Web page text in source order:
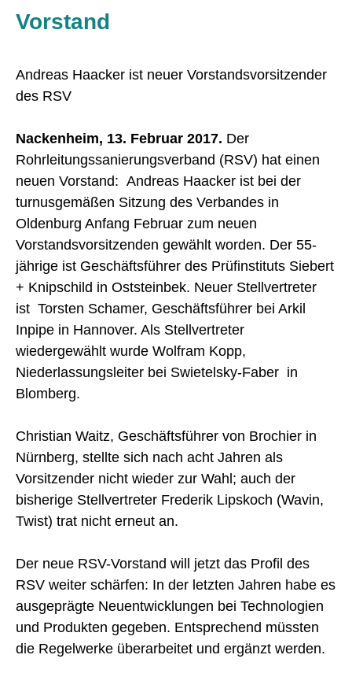
Vorstand
Andreas Haacker ist neuer Vorstandsvorsitzender
des RSV
Nackenheim, 13. Februar 2017. Der
Rohrleitungssanierungsverband (RSV) hat einen
neuen Vorstand: Andreas Haacker ist bei der
turnusgemäßen Sitzung des Verbandes in
Oldenburg Anfang Februar zum neuen
Vorstandsvorsitzenden gewählt worden. Der 55-
jährige ist Geschäftsführer des Prüfinstituts Siebert
+ Knipschild in Oststeinbek. Neuer Stellvertreter
ist Torsten Schamer, Geschäftsführer bei Arkil
Inpipe in Hannover. Als Stellvertreter
wiedergewählt wurde Wolfram Kopp,
Niederlassungsleiter bei Swietelsky-Faber in
Blomberg.
Christian Waitz, Geschäftsführer von Brochier in
Nürnberg, stellte sich nach acht Jahren als
Vorsitzender nicht wieder zur Wahl; auch der
bisherige Stellvertreter Frederik Lipskoch (Wavin,
Twist) trat nicht erneut an.
Der neue RSV-Vorstand will jetzt das Profil des
RSV weiter schärfen: In der letzten Jahren habe es
ausgeprägte Neuentwicklungen bei Technologien
und Produkten gegeben. Entsprechend müssten
die Regelwerke überarbeitet und ergänzt werden.